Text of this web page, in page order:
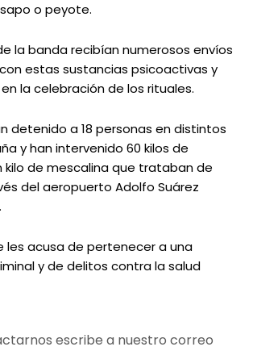
o peyote.
la banda recibían numerosos envíos
estas sustancias psicoactivas y
la celebración de los rituales.
detenido a 18 personas en distintos
y han intervenido 60 kilos de
kilo de mescalina que trataban de
del aeropuerto Adolfo Suárez
les acusa de pertenecer a una
y de delitos contra la salud
escribe a nuestro correo